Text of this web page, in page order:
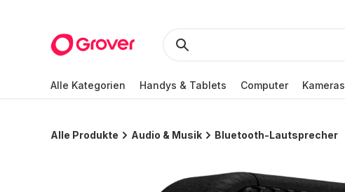
Alle Kategorien Handys & Tablets Computer Kameras
Alle Produkte Audio & Musik Bluetooth-Lautsprecher